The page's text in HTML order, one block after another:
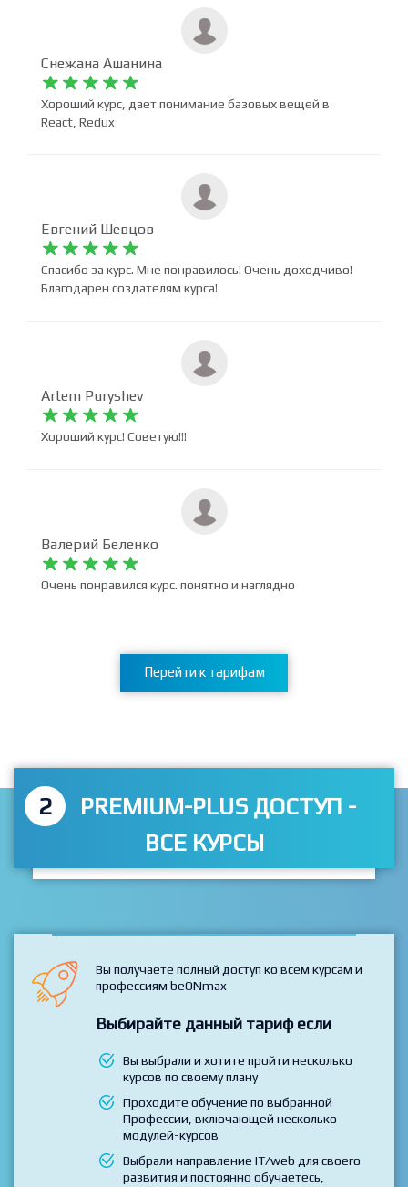
Снежана Ашанина
    
    
Хороший курс, дает понимание базовых вещей в
React, Redux
Евгений Шевцов
    
    
Спасибо за курс. Мне понравилось! Очень доходчиво!
Благодарен создателям курса!
Artem Puryshev
    
    
Хороший курс! Советую!!!
Валерий Беленко
    
    
Очень понравился курс. понятно и наглядно
Перейти к тарифам
2
PREMIUM-PLUS ДОСТУП -
ВСЕ КУРСЫ
Вы получаете полный доступ ко всем курсам и
профессиям beONmax
Выбирайте данный тариф если
Вы выбрали и хотите пройти несколько
курсов по своему плану
Проходите обучение по выбранной
Профессии, включающей несколько
модулей-курсов
Выбрали направление IT/web для своего
развития и постоянно обучаетесь,